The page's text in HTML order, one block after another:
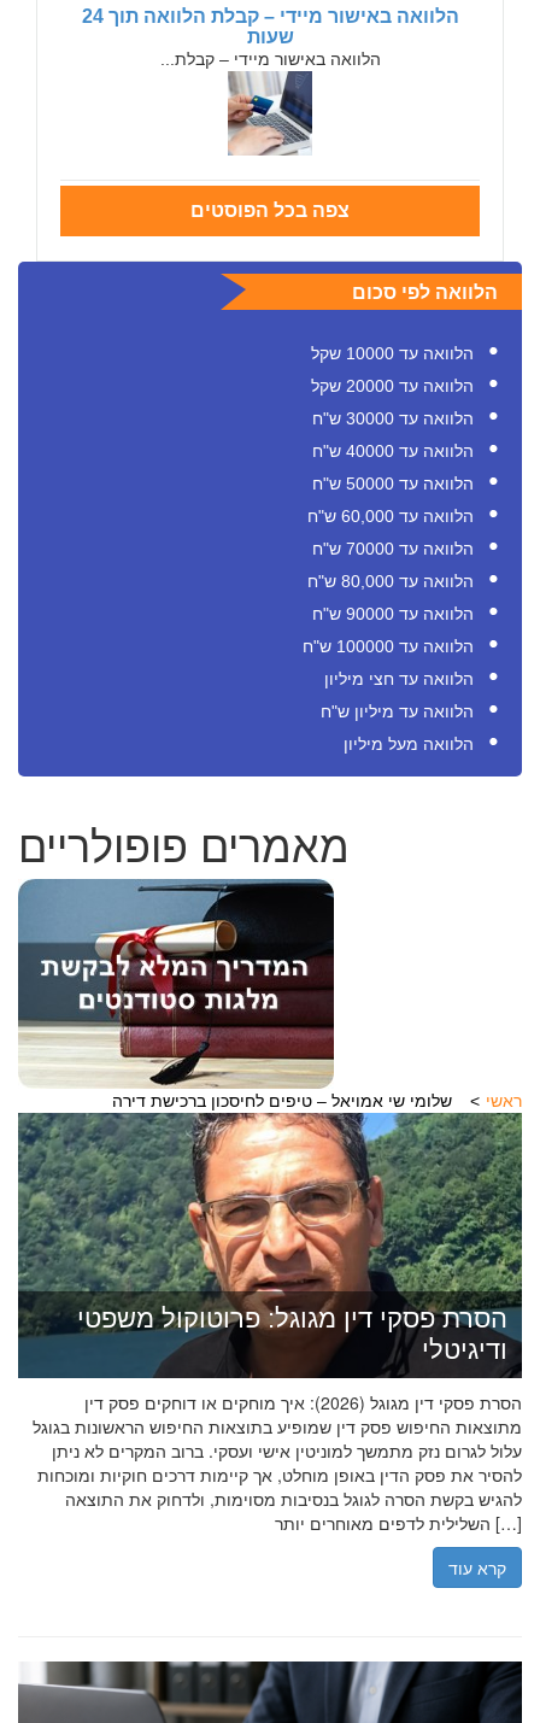
הלוואה באישור מיידי – קבלת הלוואה תוך 24
שעות
הלוואה באישור מיידי – קבלת...
צפה בכל הפוסטים
הלוואה לפי סכום
הלוואה עד 10000 שקל
הלוואה עד 20000 שקל
הלוואה עד 30000 ש"ח
הלוואה עד 40000 ש"ח
הלוואה עד 50000 ש"ח
הלוואה עד 60,000 ש"ח
הלוואה עד 70000 ש"ח
הלוואה עד 80,000 ש"ח
הלוואה עד 90000 ש"ח
הלוואה עד 100000 ש"ח
הלוואה עד חצי מיליון
הלוואה עד מיליון ש"ח
הלוואה מעל מיליון
מאמרים פופולריים
ראשי שלומי שי אמויאל – טיפים לחיסכון ברכישת דירה
הסרת פסקי דין מגוגל: פרוטוקול משפטי
ודיגיטלי
הסרת פסקי דין מגוגל (2026): איך מוחקים או דוחקים פסק דין
מתוצאות החיפוש פסק דין שמופיע בתוצאות החיפוש הראשונות בגוגל
עלול לגרום נזק מתמשך למוניטין אישי ועסקי. ברוב המקרים לא ניתן
להסיר את פסק הדין באופן מוחלט, אך קיימות דרכים חוקיות ומוכחות
להגיש בקשת הסרה לגוגל בנסיבות מסוימות, ולדחוק את התוצאה
השלילית לדפים מאוחרים יותר […]
קרא עוד